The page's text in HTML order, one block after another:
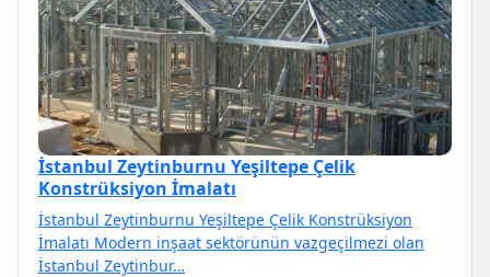
İstanbul Zeytinburnu Yeşiltepe Çelik
Konstrüksiyon İmalatı
İstanbul Zeytinburnu Yeşiltepe Çelik Konstrüksiyon
İmalatı Modern inşaat sektörünün vazgeçilmezi olan
İstanbul Zeytinbur…